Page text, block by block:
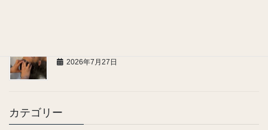
2026年7月27日
カテゴリー